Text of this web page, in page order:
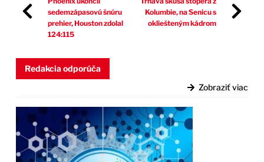
sedemzápasovú šnúru
prehier, Houston zdolal
124:115
Kolumbie, na Senicu s
okliešteným kádrom
Redakcia odporúča
Zobraziť viac